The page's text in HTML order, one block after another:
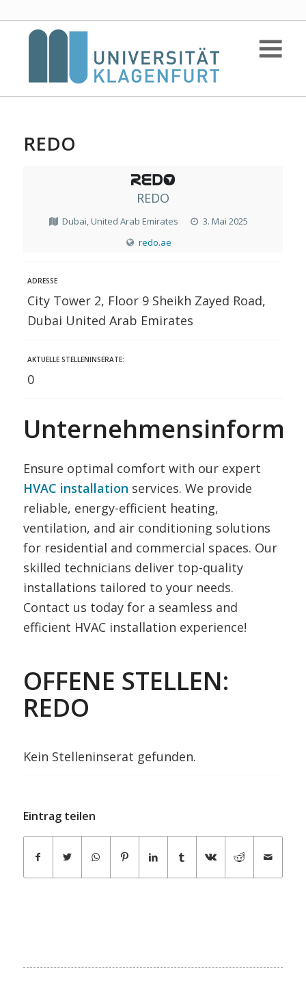
REDO
REDO
Dubai, United Arab Emirates
3. Mai 2025
redo.ae
ADRESSE
City Tower 2, Floor 9 Sheikh Zayed Road,
Dubai United Arab Emirates
AKTUELLE STELLENINSERATE:
0
Ensure optimal comfort with our expert
HVAC installation services. We provide
reliable, energy-efficient heating,
ventilation, and air conditioning solutions
for residential and commercial spaces. Our
skilled technicians deliver top-quality
installations tailored to your needs.
Contact us today for a seamless and
efficient HVAC installation experience!
OFFENE STELLEN:
REDO
Kein Stelleninserat gefunden.
Eintrag teilen